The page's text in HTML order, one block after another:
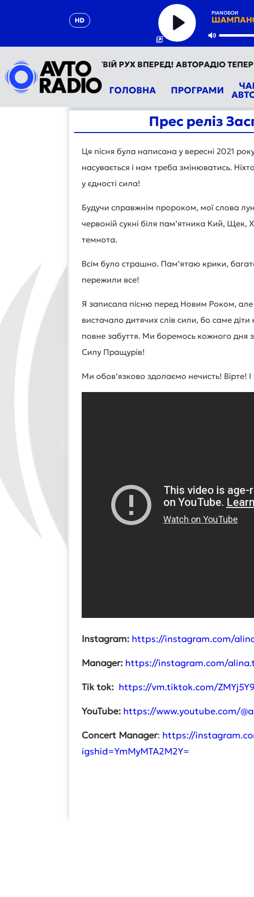
HD
PIANOБОЙ
Play
Mute
УКРАЇНА - ТВІЙ РУХ ВПЕРЕД! АВТОРАДІО ТЕПЕР У
ГОЛОВНА ПРОГРАМИ
Прес реліз
Ця пісня була написана у вересні 2021
насувається і нам треба змінюватись.
у єдності сила!
Будучи справжнім пророком, мої слова
червоній сукні біля пам’ятника Кий, Щек,
темнота.
Всім було страшно. Пам’ятаю крики,
пережили все!
Я записала пісню перед Новим Роком,
вистачало дитячих слів сили, бо саме
повне забуття. Ми боремось кожного дня
Силу Пращурів!
Ми обов’язково здолаємо нечисть! Вірте!
Instagram: https://instagram.com/
Manager: https://instagram.com/
Tik tok: https://vm.tiktok.com/
YouTube: https://www.youtube.com/
Concert Manager: https://
igshid=YmMyMTA2M2Y=